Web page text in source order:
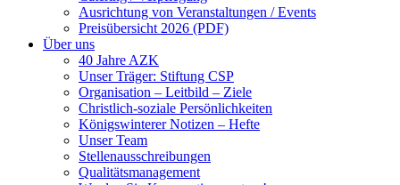
Ausrichtung von Veranstaltungen / Events
Preisübersicht 2026 (PDF)
Über uns
40 Jahre AZK
Unser Träger: Stiftung CSP
Organisation – Leitbild – Ziele
Christlich-soziale Persönlichkeiten
Königswinterer Notizen – Hefte
Unser Team
Stellenausschreibungen
Qualitätsmanagement